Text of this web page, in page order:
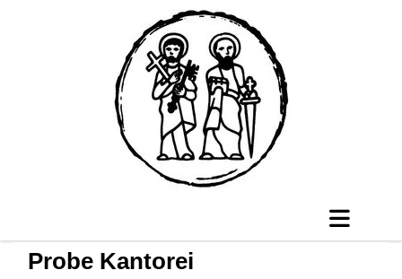
Probe Kantorei